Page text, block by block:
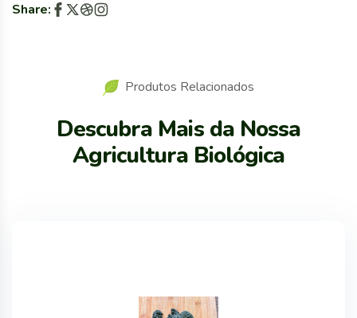
Share:
Produtos Relacionados
Descubra Mais da Nossa
Agricultura Biológica